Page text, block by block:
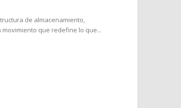
de almacenamiento,
que redefine lo que...